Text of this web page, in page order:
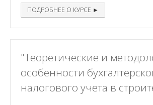
ПОДРОБНЕЕ О КУРСЕ ►
"Теоретические и
особенности
налогового учета в